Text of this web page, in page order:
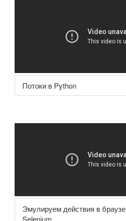
Потоки в Python
Эмулируем действия в
Selenium